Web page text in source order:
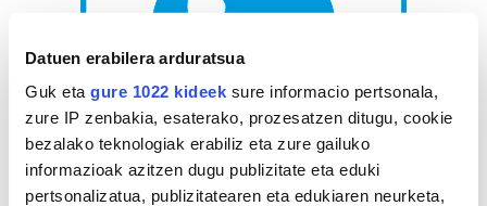
Datuen erabilera arduratsua
Guk eta gure 1022 kideek sure informacio pertsonala,
zure IP zenbakia, esaterako, prozesatzen ditugu, cookie
bezalako teknologiak erabiliz eta zure gailuko
informazioak azitzen dugu publizitate eta eduki
pertsonalizatua, publizitatearen eta edukiaren neurketa,
AGENDA